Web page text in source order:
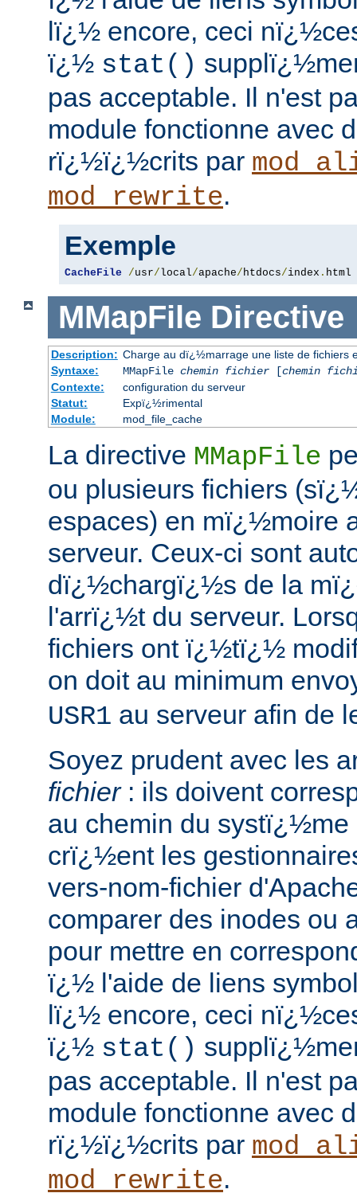
lï¿½ encore, ceci
ï¿½ stat()
pas acceptable. Il n'est
module fonctionne avec
rï¿½ï¿½crits par
mod_rewrite.
Exemple
CacheFile /usr/local/apache/htdocs/index . html
MMapFile Directive
Description: Charge au dï¿½marrage une liste de fichiers
Syntaxe:
MMapFile chemin fichier[chemin
Contexte:
configuration du serveur
Statut:
Expï¿½rimental
Module:
mod_file_cache
La directive MMapFile
ou plusieurs fichiers
espaces) en mï¿½moire
serveur. Ceux-ci sont
dï¿½chargï¿½s de la
l'arrï¿½t du serveur.
fichiers ont ï¿½tï¿½
on doit au minimum
USR1 au serveur afin de
Soyez prudent avec les
fichier: ils doivent
au chemin du systï¿½me
crï¿½ent les
vers-nom-fichier
comparer des inodes ou
pour mettre en
ï¿½ l'aide de liens
lï¿½ encore, ceci
ï¿½ stat()
pas acceptable. Il n'est
module fonctionne avec
rï¿½ï¿½crits par
mod_rewrite.